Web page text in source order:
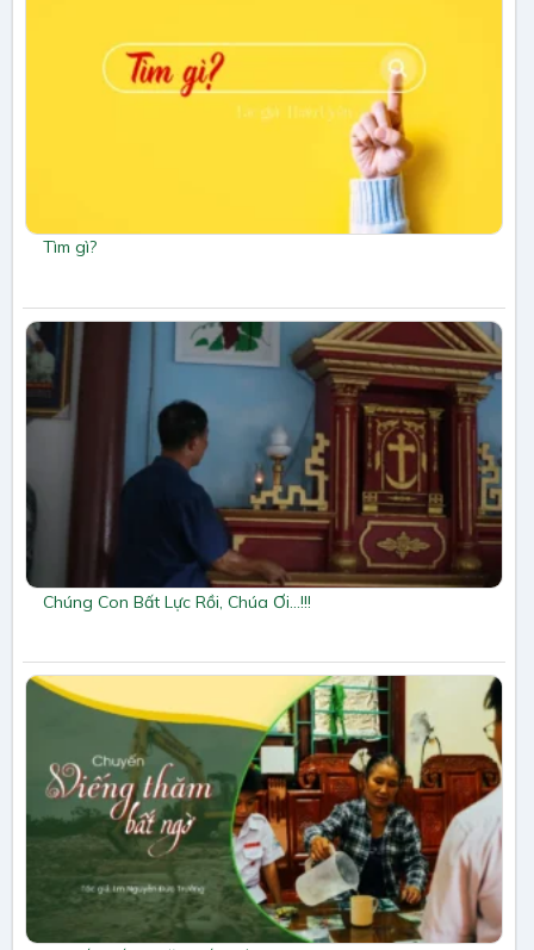
Tìm gì?
Chúng Con Bất Lực Rồi, Chúa Ơi…!!!